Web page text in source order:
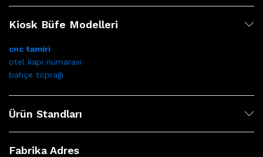
Kiosk Büfe Modelleri
cnc tamiri
otel kapı numarası
bahçe toprağı
Ürün Standları
Fabrika Adres